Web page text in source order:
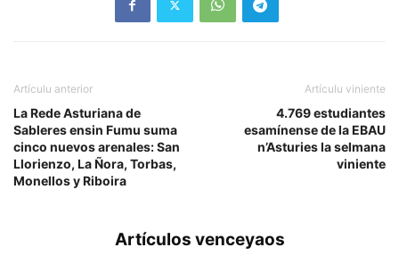
Artículu anterior
La Rede Asturiana de
Sableres ensin Fumu suma
cinco nuevos arenales: San
Llorienzo, La Ñora, Torbas,
Monellos y Riboira
Artículu viniente
4.769 estudiantes
esamínense de la EBAU
n’Asturies la selmana
viniente
Artículos venceyaos